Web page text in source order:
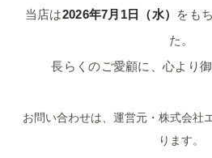
当店は2026年7月1日（水） をも
た。
長らくのご愛顧に、心より
お問い合わせは、運営元・株式会社
ります。